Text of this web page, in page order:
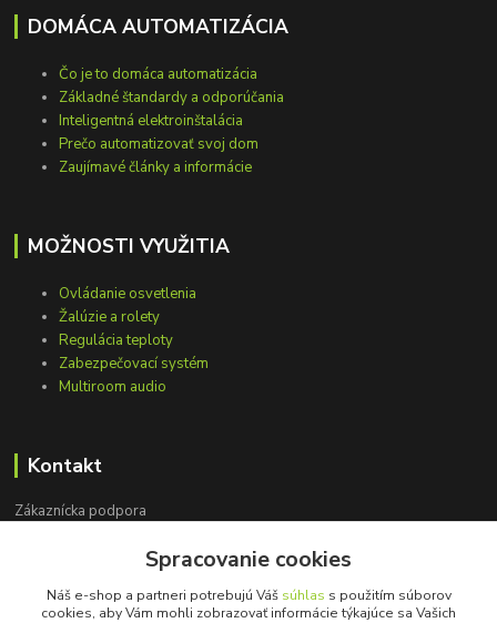
DOMÁCA AUTOMATIZÁCIA
Čo je to domáca automatizácia
Základné štandardy a odporúčania
Inteligentná elektroinštalácia
Prečo automatizovať svoj dom
Zaujímavé články a informácie
MOŽNOSTI VYUŽITIA
Ovládanie osvetlenia
Žalúzie a rolety
Regulácia teploty
Zabezpečovací systém
Multiroom audio
Kontakt
Zákaznícka podpora
info@loxprofi.sk
Spracovanie cookies
Náš e-shop a partneri potrebujú Váš súhlas s použitím súborov
cookies, aby Vám mohli zobrazovať informácie týkajúce sa Vašich